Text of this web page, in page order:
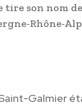
tire son nom de
Rhône-
Galmier